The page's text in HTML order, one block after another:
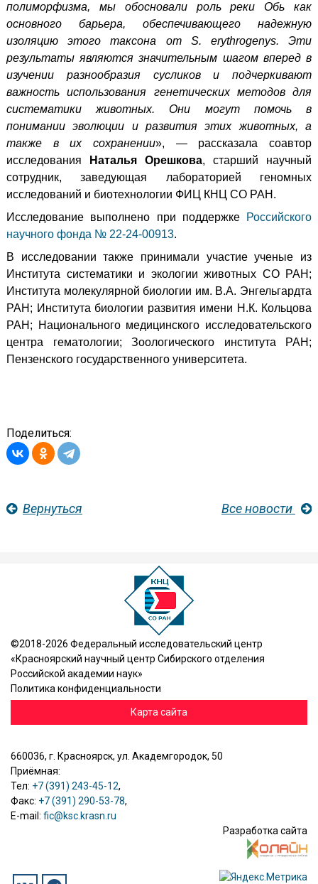
полиморфизма, мы обосновали роль реки Обь как
основного барьера, обеспечивающего надежную
изоляцию этого таксона от S. erythrogenys. Эти
результаты являются значительным шагом вперед в
изучении разнообразия сусликов и подчеркивают
важность использования генетических методов для
систематики животных. Они могут помочь в
понимании эволюции и развития этих животных, а
также в их сохранении», — рассказала соавтор
исследования
Наталья Орешкова, старший научный
сотрудник, заведующая лабораторией геномных
исследований и биотехнологии ФИЦ КНЦ СО РАН.
Исследование выполнено при поддержке
Российского
научного фонда № 22-24-00913.
В исследовании также принимали участие ученые из
Института систематики и экологии животных СО РАН;
Института молекулярной биологии им. В.А. Энгельгардта
РАН; Института биологии развития имени Н.К. Кольцова
РАН; Национального медицинского исследовательского
центра гематологии; Зоологического института РАН;
Пензенского государственного университета.
Поделиться:
Вернуться Все новости
©2018-2026 Федеральный исследовательский центр
«Красноярский научный центр Сибирского отделения
Российской академии наук»
Политика конфиденциальности
Карта сайта
660036, г. Красноярск, ул. Академгородок, 50
Приёмная:
Тел: +7 (391) 243-45-12,
Факс: +7 (391) 290-53-78,
E-mail: fic@ksc.krasn.ru
Разработка сайта